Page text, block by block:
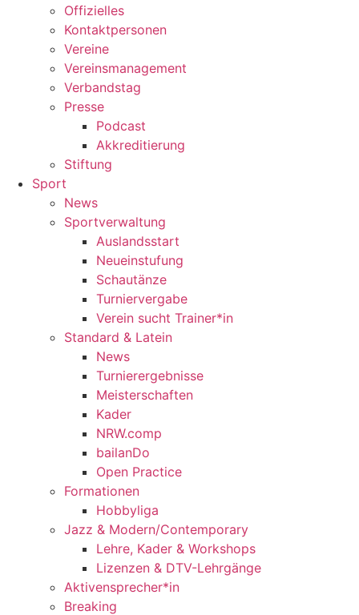
Offizielles
Kontaktpersonen
Vereine
Vereinsmanagement
Verbandstag
Presse
Podcast
Akkreditierung
Stiftung
Sport
News
Sportverwaltung
Auslandsstart
Neueinstufung
Schautänze
Turniervergabe
Verein sucht Trainer*in
Standard & Latein
News
Turnierergebnisse
Meisterschaften
Kader
NRW.comp
bailanDo
Open Practice
Formationen
Hobbyliga
Jazz & Modern/Contemporary
Lehre, Kader & Workshops
Lizenzen & DTV-Lehrgänge
Aktivensprecher*in
Breaking